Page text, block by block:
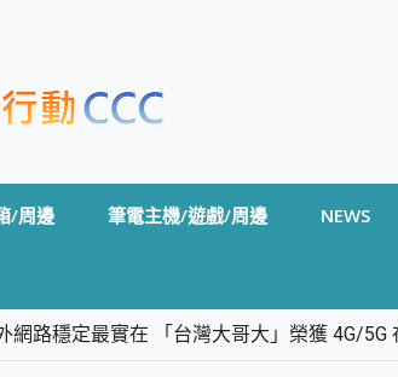
/周邊 筆電主機/遊戲/周邊 NEWS
網路穩定最實在 「台灣大哥大」榮獲 4G/5G